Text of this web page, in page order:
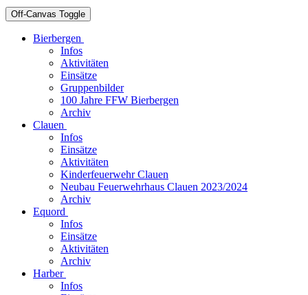
Off-Canvas Toggle
Bierbergen
Infos
Aktivitäten
Einsätze
Gruppenbilder
100 Jahre FFW Bierbergen
Archiv
Clauen
Infos
Einsätze
Aktivitäten
Kinderfeuerwehr Clauen
Neubau Feuerwehrhaus Clauen 2023/2024
Archiv
Equord
Infos
Einsätze
Aktivitäten
Archiv
Harber
Infos